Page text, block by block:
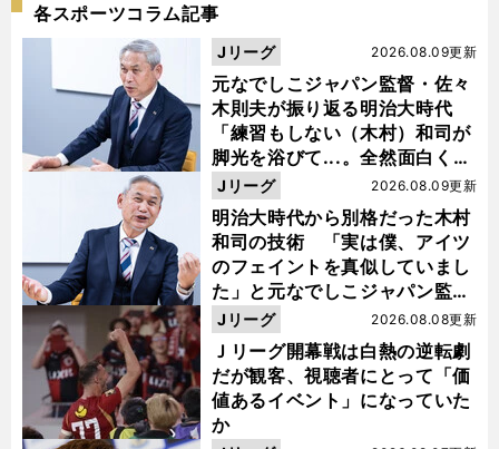
各スポーツコラム記事
元なでしこジャパン監督・佐々
木則夫が振り返る明治大時代
「練習もしない（木村）和司が
脚光を浴びて...。全然面白くな
い４年間でした」
2026.08.09更新
Jリーグ
明治大時代から別格だった木村
和司の技術 「実は僕、アイツ
のフェイントを真似していまし
た」と元なでしこジャパン監
督・佐々木則夫
2026.08.09更新
Jリーグ
Ｊリーグ開幕戦は白熱の逆転劇
だが観客、視聴者にとって「価
値あるイベント」になっていた
か
2026.08.08更新
Jリーグ